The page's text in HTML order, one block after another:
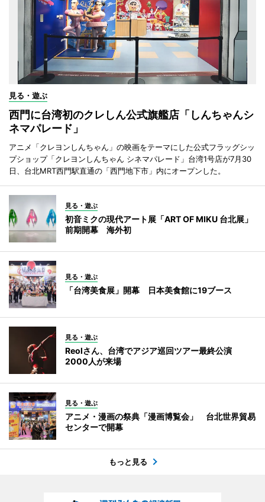
見る・遊ぶ
西門に台湾初のクレしん公式旗艦店「しんちゃんシ
ネマパレード」
アニメ「クレヨンしんちゃん」の映画をテーマにした公式フラッグシッ
プショップ「クレヨンしんちゃん シネマパレード」台湾1号店が7月30
日、台北MRT西門駅直通の「西門地下市」内にオープンした。
見る・遊ぶ
初音ミクの現代アート展「ART OF MIKU 台北展」
前期開幕 海外初
見る・遊ぶ
「台湾美食展」開幕 日本美食館に19ブース
見る・遊ぶ
Reolさん、台湾でアジア巡回ツアー最終公演
2000人が来場
見る・遊ぶ
アニメ・漫画の祭典「漫画博覧会」 台北世界貿易
センターで開幕
もっと見る